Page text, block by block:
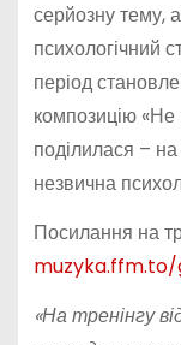
серйозну тему,
психологічний
період
композицію «Не
поділилася – на
незвична
Посилання на
«На тренінгу